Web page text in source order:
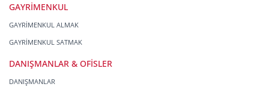
GAYRİMENKUL
GAYRİMENKUL ALMAK
GAYRİMENKUL SATMAK
DANIŞMANLAR & OFİSLER
DANIŞMANLAR